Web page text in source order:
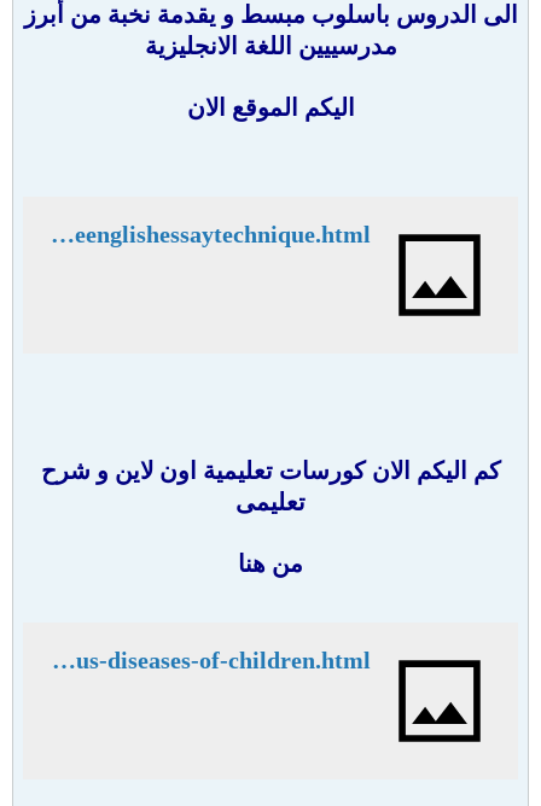
الى الدروس باسلوب مبسط و يقدمة نخبة من أبرز
مدرسييين اللغة الانجليزية
اليكم الموقع الان
http://www.usanetwork.us/english-talking-courses/gcseenglishessaytechnique.html
كم اليكم الان كورسات تعليمية اون لاين و شرح
تعليمى
من هنا
http://www.usanetwork.us/full-tutorials-download/7813-krugmans-infectious-diseases-of-children.html